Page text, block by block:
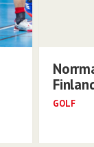
GOLF